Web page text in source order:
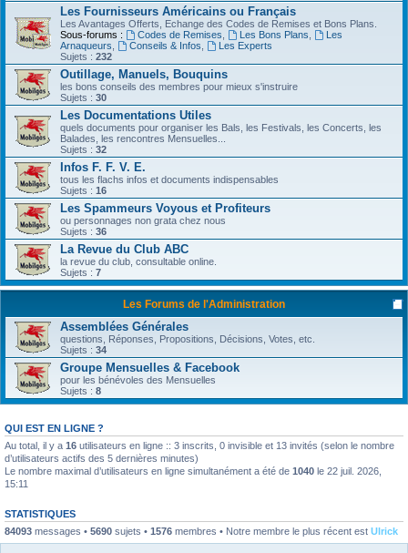
En poursuivant votre navigation sur ce site, vous
acceptez l’utilisation de cookies vous permettant
optimale.En savoir plus…
Les Fournisseurs Américains ou Français
Les Avantages Offerts, Echange des Codes de Remises et Bons Plans.
Sous-forums :
Codes de Remises Les Bons Plans
Les
Arnaqueurs
Conseils & Infos
Les Experts
Sujets : 232
Outillage, Manuels, Bouquins
les bons conseils des membres pour mieux s'instruire
Sujets : 30
Les Documentations Utiles
quels documents pour organiser les Bals, les Festivals, les Concerts, les
Balades, les rencontres Mensuelles...
Sujets : 32
Infos F. F. V. E.
tous les flachs infos et documents indispensables
Sujets : 16
Les Spammeurs Voyous et Profiteurs
ou personnages non grata chez nous
Sujets : 36
La Revue du Club ABC
la revue du club, consultable online.
Sujets : 7
Les Forums de l'Administration
Assemblées Générales
questions, Réponses, Propositions, Décisions, Votes, etc.
Sujets : 34
Groupe Mensuelles & Facebook
pour les bénévoles des Mensuelles
Sujets : 8
QUI EST EN LIGNE ?
Au total, il y a 16 utilisateurs en ligne :: 3 inscrits, 0 invisible et 13 invités (selon le nombre
d’utilisateurs actifs des 5 dernières minutes)
Le nombre maximal d’utilisateurs en ligne simultanément a été de 1040 le 22 juil. 2026,
15:11
STATISTIQUES
84093 messages • 5690 sujets • 1576 membres • Notre membre le plus récent est Ulrick